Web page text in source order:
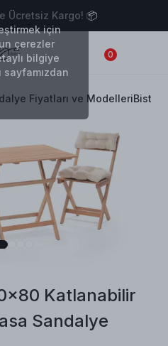
için
çerezler
bilgiye
sayfamızdan
0
Fiyatları ve ModelleriBistro
Katlanabilir
Sandalye